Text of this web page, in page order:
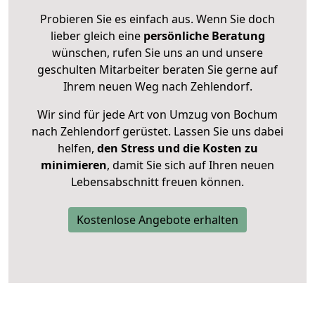
Probieren Sie es einfach aus. Wenn Sie doch
lieber gleich eine persönliche Beratung
wünschen, rufen Sie uns an und unsere
geschulten Mitarbeiter beraten Sie gerne auf
Ihrem neuen Weg nach Zehlendorf.
Wir sind für jede Art von Umzug von Bochum
nach Zehlendorf gerüstet. Lassen Sie uns dabei
helfen, den Stress und die Kosten zu
minimieren, damit Sie sich auf Ihren neuen
Lebensabschnitt freuen können.
Kostenlose Angebote erhalten